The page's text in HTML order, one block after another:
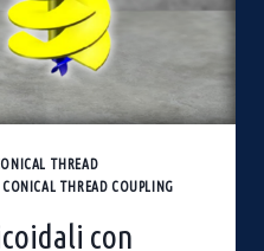
THREAD
THREAD COUPLING
con